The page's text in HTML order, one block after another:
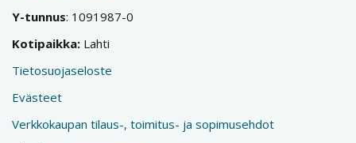
Y-tunnus: 1091987-0
Kotipaikka: Lahti
Tietosuojaseloste
Evästeet
Verkkokaupan tilaus-, toimitus- ja sopimusehdot